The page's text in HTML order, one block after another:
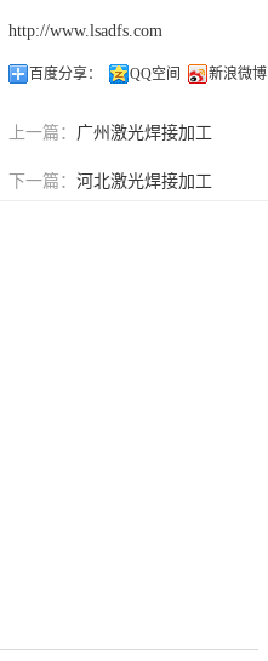
http://www.lsadfs.com
百度分享： QQ空间 新浪微博
上一篇： 广州激光焊接加工
下一篇： 河北激光焊接加工